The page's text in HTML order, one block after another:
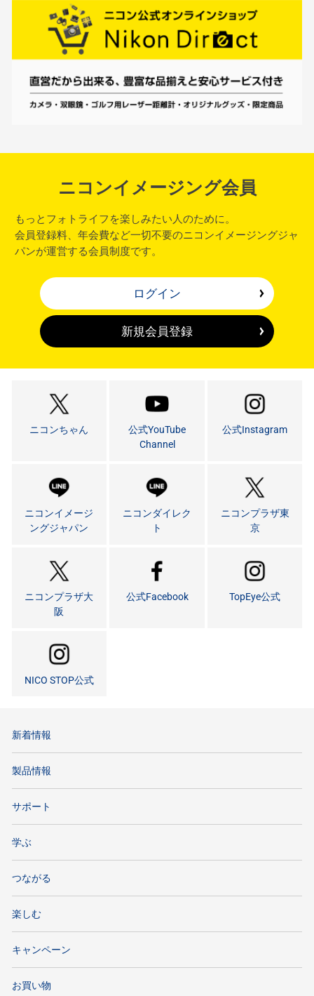
ニコンイメージング会員
もっとフォトライフを楽しみたい人のために。
会員登録料、年会費など一切不要のニコンイメージングジャ
パンが運営する会員制度です。
ログイン
新規会員登録
ニコンちゃん
公式YouTube
Channel
公式Instagram
ニコンイメージ
ングジャパン
ニコンダイレク
ト
ニコンプラザ東
京
ニコンプラザ大
阪
公式Facebook TopEye公式
NICO STOP公式
新着情報
製品情報
サポート
学ぶ
つながる
楽しむ
キャンペーン
お買い物